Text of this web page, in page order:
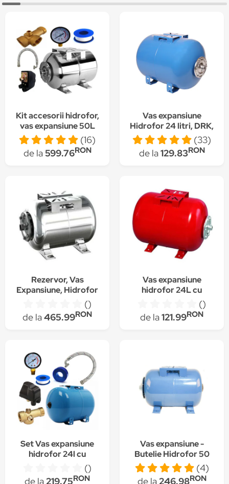
Kit accesorii hidrofor,
vas expansiune 50L
inox, presostat,
manometru, racord 5
cai bronz, furtun
(16)
de la599.76RON
Vas expansiune
Hidrofor 24 litri, DRK,
Rezervor tip butelie cu
Membrana Inclusa
(33)
de la129.83RON
Rezervor, Vas
Expansiune, Hidrofor
Orizontal, Capacitate
50 litri ,Inox
()
de la465.99RON
Vas expansiune
hidrofor 24L cu
orizontal,apa calda si
rece
()
de la121.99RON
Set Vas expansiune
hidrofor 24l cu
orizontal,apa calda si
()
de la219.75RON
Vas expansiune -
Butelie Hidrofor 50
litri, Membrana
Inclusa, Micul Fermier
(4)
de la246.98RON